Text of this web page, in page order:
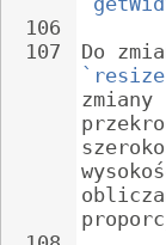
106
107
Do